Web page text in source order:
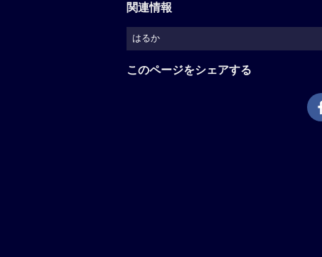
関連情報
はるか
このページをシェアする